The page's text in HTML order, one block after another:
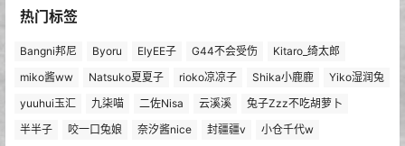
热门标签
Bangni邦尼 Byoru ElyEE子 G44不会受伤
Kitaro_绮太郎
miko酱ww
Natsuko夏夏子 rioko凉凉子 Shika小鹿鹿
Yiko湿润兔
yuuhui玉汇
九柒喵 二佐Nisa 云溪溪
兔子Zzz不吃胡萝卜
半半子
咬一口兔娘 奈汐酱nice 封疆疆v
小仓千代w